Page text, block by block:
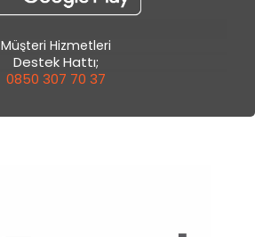
Müşteri Hizmetleri
Destek Hattı;
0850 307 70 37